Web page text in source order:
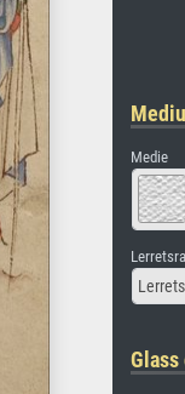
Medie